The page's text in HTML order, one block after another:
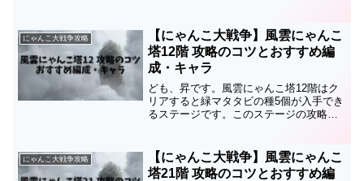
みてください。攻略のコツムササビネコ
忍者のステータスと対...
にゃんこ大戦争攻略
【にゃんこ大戦争】風雲にゃんこ
塔12階 攻略のコツとおすすめ編
成・キャラ
ども、昇です。風雲にゃんこ塔12階はク
リアすると緑マタタビの種5個が入手でき
るステージです。このステージの攻略の
してみてください。攻略のコツぶんぶん
先生のステータスと対...
にゃんこ大戦争攻略
【にゃんこ大戦争】風雲にゃんこ
塔21階 攻略のコツとおすすめ編